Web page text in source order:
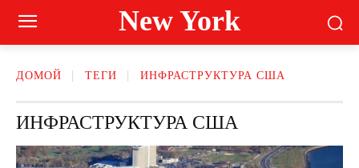
New York
ДОМОЙ ТЕГИ ИНФРАСТРУКТУРА США
ИНФРАСТРУКТУРА США